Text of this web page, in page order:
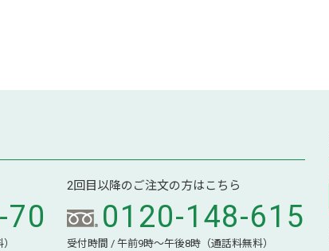
70
2回目以降のご注文の方はこちら
0120-148-615
受付時間 / 午前9時～午後8時（通話料無料）